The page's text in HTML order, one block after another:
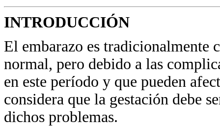
INTRODUCCIÓN
El embarazo es
normal, pero debido a las
en este período y que pueden
considera que la gestación debe
dichos problemas.